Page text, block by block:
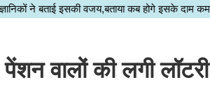
वालों की लगी